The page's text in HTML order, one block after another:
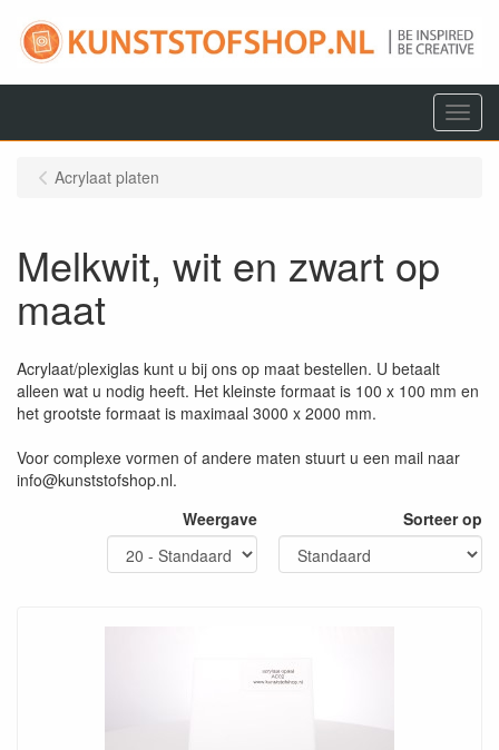
Menu
Acrylaat platen
Melkwit, wit en zwart op
maat
Acrylaat/plexiglas kunt u bij ons op maat bestellen. U betaalt
alleen wat u nodig heeft. Het kleinste formaat is 100 x 100 mm en
het grootste formaat is maximaal 3000 x 2000 mm.
Voor complexe vormen of andere maten stuurt u een mail naar
info@kunststofshop.nl.
Weergave
Sorteer op